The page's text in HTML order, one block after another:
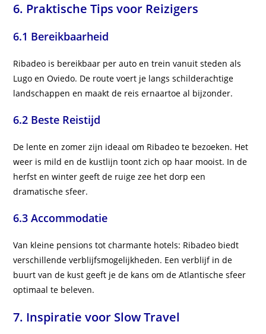
6. Praktische Tips voor Reizigers
6.1 Bereikbaarheid
Ribadeo is bereikbaar per auto en trein vanuit steden als
Lugo en Oviedo. De route voert je langs schilderachtige
landschappen en maakt de reis ernaartoe al bijzonder.
6.2 Beste Reistijd
De lente en zomer zijn ideaal om Ribadeo te bezoeken. Het
weer is mild en de kustlijn toont zich op haar mooist. In de
herfst en winter geeft de ruige zee het dorp een
dramatische sfeer.
6.3 Accommodatie
Van kleine pensions tot charmante hotels: Ribadeo biedt
verschillende verblijfsmogelijkheden. Een verblijf in de
buurt van de kust geeft je de kans om de Atlantische sfeer
optimaal te beleven.
7. Inspiratie voor Slow Travel